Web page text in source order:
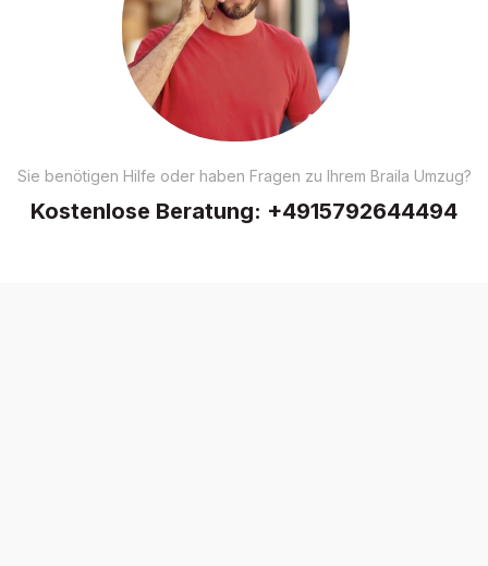
Sie benötigen Hilfe oder haben Fragen zu Ihrem Braila Umzug?
Kostenlose Beratung: +4915792644494